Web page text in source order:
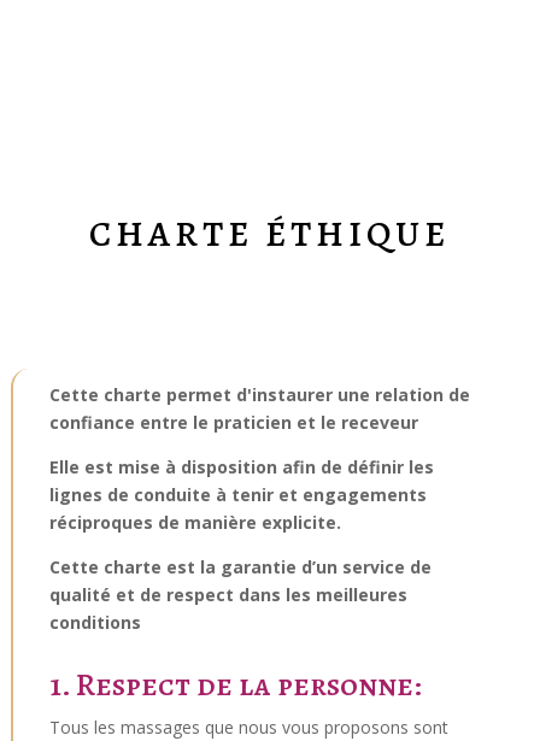
CHARTE ÉTHIQUE
Cette charte permet d'instaurer une relation de
confiance entre le praticien et le receveur
Elle est mise à disposition afin de définir les
lignes de conduite à tenir et engagements
réciproques de manière explicite.
Cette charte est la garantie d’un service de
qualité et de respect dans les meilleures
conditions
1. Respect de la personne:
Tous les massages que nous vous proposons sont